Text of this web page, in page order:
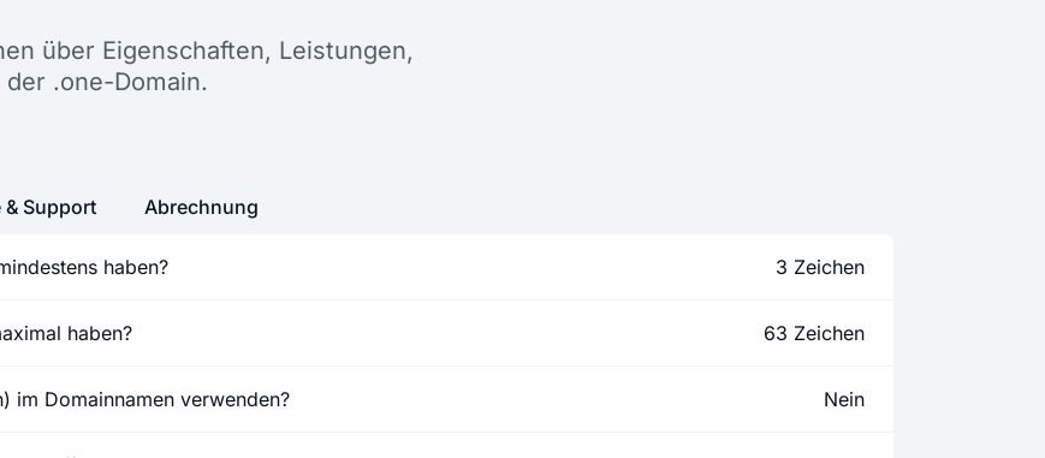
über Eigenschaften, Leistungen,
.one-Domain.
haben? 3 Zeichen
haben? 63 Zeichen
im Domainnamen verwenden? Nein
& Support Abrechnung